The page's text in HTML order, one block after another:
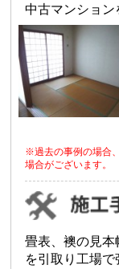
中古マンション
※過去の事例の場合
場合がございます。
畳表、襖の見本
を引取り工場